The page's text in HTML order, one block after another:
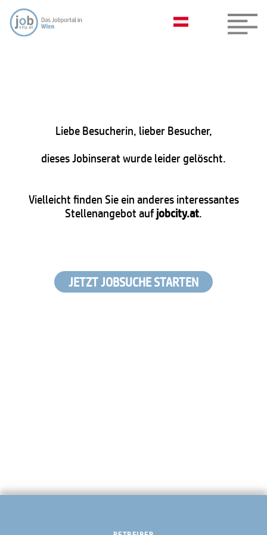
Liebe Besucherin, lieber Besucher,
dieses Jobinserat wurde leider gelöscht.
Vielleicht finden Sie ein anderes interessantes
Stellenangebot aufjobcity.at.
JETZT JOBSUCHE STARTEN